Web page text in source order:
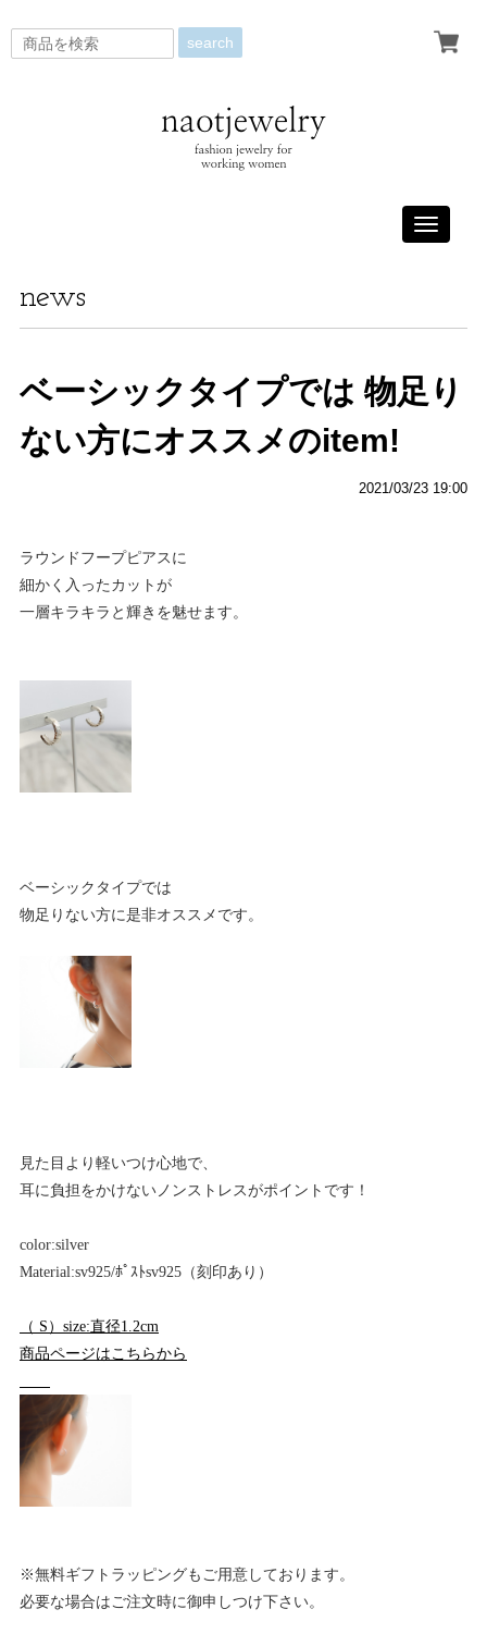
search
Toggle
news
ベーシックタイプでは 物足り
ない方にオススメのitem!
2021/03/23 19:00
ラウンドフープピアスに
細かく入ったカットが
一層キラキラと輝きを魅せます。
ベーシックタイプでは
物足りない方に是非オススメです。
見た目より軽いつけ心地で、
耳に負担をかけないノンストレスがポイントです！
color:silver
Material:sv925/ﾎﾟｽﾄsv925（刻印あり）
（ S）size:直径1.2cm
商品ページはこちらから
※無料ギフトラッピングもご用意しております。
必要な場合はご注文時に御申しつけ下さい。